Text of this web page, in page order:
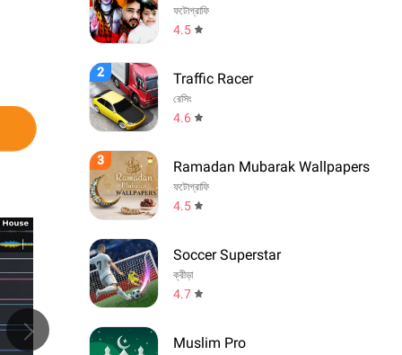
ফটোগ্রাফি
4.5
2 Traffic Racer
রেসিং
4.6
3 Ramadan Mubarak Wallpapers
ফটোগ্রাফি
4.5
Soccer Superstar
ক্রীড়া
4.7
Muslim Pro